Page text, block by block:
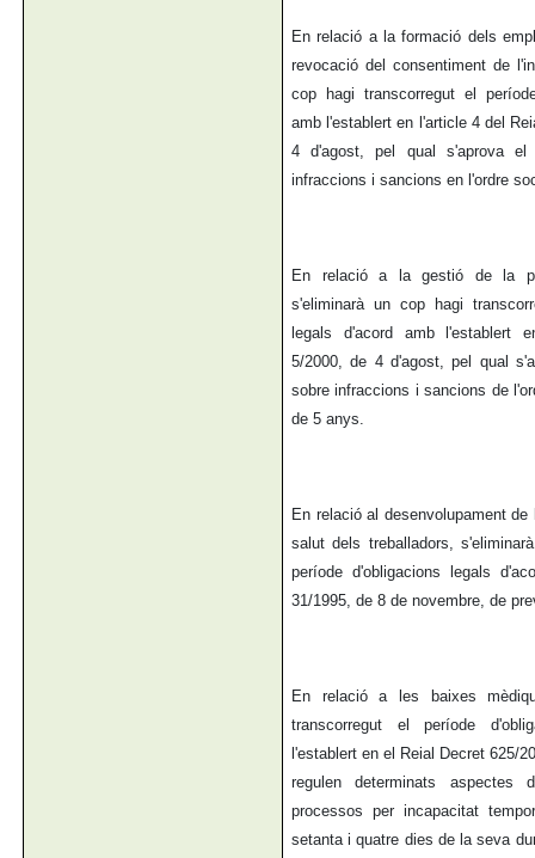
En relació a la formació dels
revocació del consentiment de
cop hagi transcorregut el
amb l'establert en l'article 4 del
4 d'agost, pel qual s'aprova
infraccions i sancions en l'ordre
En relació a la gestió de la
s'eliminarà un cop hagi
legals d'acord amb l'establert
5/2000, de 4 d'agost, pel qual
sobre infraccions i sancions de
de 5 anys.
En relació al desenvolupament
salut dels treballadors,
període d'obligacions legals
31/1995, de 8 de novembre, de
En relació a les baixes
transcorregut el període
l'establert en el Reial Decret 625/
regulen determinats
processos per incapacitat
setanta i quatre dies de la seva